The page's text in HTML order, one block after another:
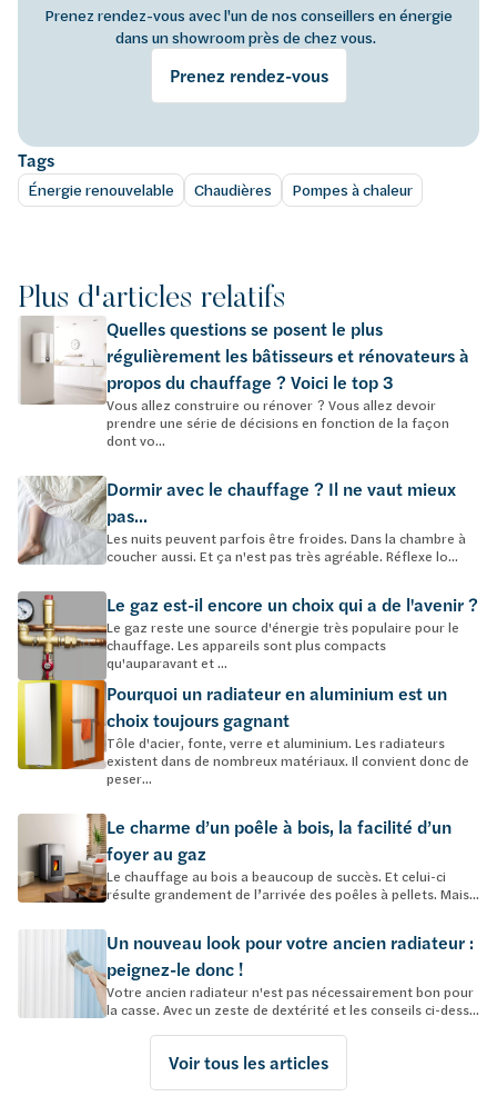
Prenez rendez-vous avec l'un de nos conseillers en énergie
dans un showroom près de chez vous.
Prenez rendez-vous
Tags
Énergie renouvelable Chaudières Pompes à chaleur
Plus d'articles relatifs
Quelles questions se posent le plus
régulièrement les bâtisseurs et rénovateurs à
propos du chauffage ? Voici le top 3
Vous allez construire ou rénover ? Vous allez devoir
prendre une série de décisions en fonction de la façon
dont vo...
Dormir avec le chauffage ? Il ne vaut mieux
pas...
Les nuits peuvent parfois être froides. Dans la chambre à
coucher aussi. Et ça n'est pas très agréable. Réflexe lo...
Le gaz est-il encore un choix qui a de l'avenir ?
Le gaz reste une source d'énergie très populaire pour le
chauffage. Les appareils sont plus compacts
qu'auparavant et ...
Pourquoi un radiateur en aluminium est un
choix toujours gagnant
Tôle d'acier, fonte, verre et aluminium. Les radiateurs
existent dans de nombreux matériaux. Il convient donc de
peser...
Le charme d’un poêle à bois, la facilité d’un
foyer au gaz
Le chauffage au bois a beaucoup de succès. Et celui-ci
résulte grandement de l’arrivée des poêles à pellets. Mais...
Un nouveau look pour votre ancien radiateur :
peignez-le donc !
Votre ancien radiateur n'est pas nécessairement bon pour
la casse. Avec un zeste de dextérité et les conseils ci-dess...
Voir tous les articles